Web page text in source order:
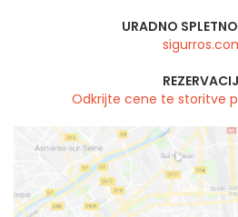
URADNO
Odkrijte cene te storitve